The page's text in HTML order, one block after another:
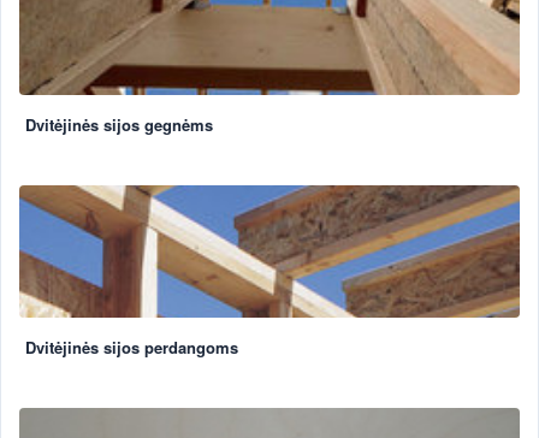
Dvitėjinės sijos gegnėms
Dvitėjinės sijos perdangoms